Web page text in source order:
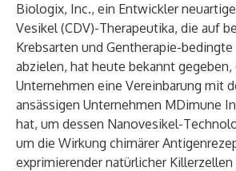
Biologix, Inc., ein Entwickler
Vesikel (CDV)-Therapeutika, die auf
Krebsarten und Gentherapie-
abzielen, hat heute bekannt gegeben,
Unternehmen eine Vereinbarung mit
ansässigen Unternehmen MDimune
hat, um dessen Nanovesikel-
um die Wirkung chimärer
exprimierender natürlicher Killerzellen